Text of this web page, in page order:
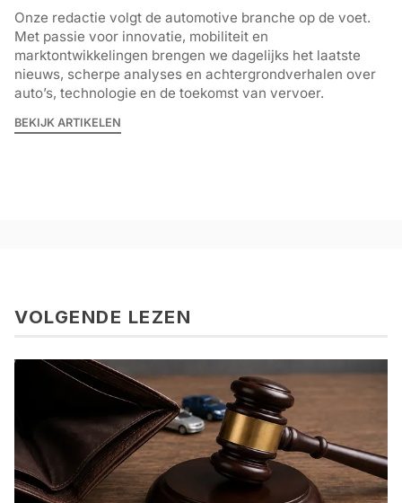
Onze redactie volgt de automotive branche op de voet.
Met passie voor innovatie, mobiliteit en
marktontwikkelingen brengen we dagelijks het laatste
nieuws, scherpe analyses en achtergrondverhalen over
auto’s, technologie en de toekomst van vervoer.
BEKIJK ARTIKELEN
VOLGENDE LEZEN